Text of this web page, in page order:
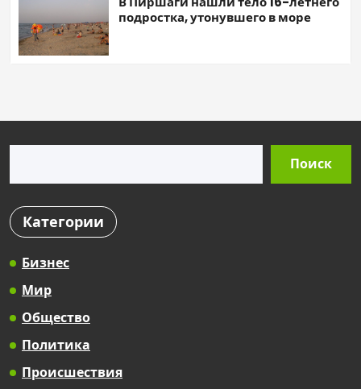
подростка, утонувшего в море
Поиск
Категории
Бизнес
Мир
Общество
Политика
Происшествия